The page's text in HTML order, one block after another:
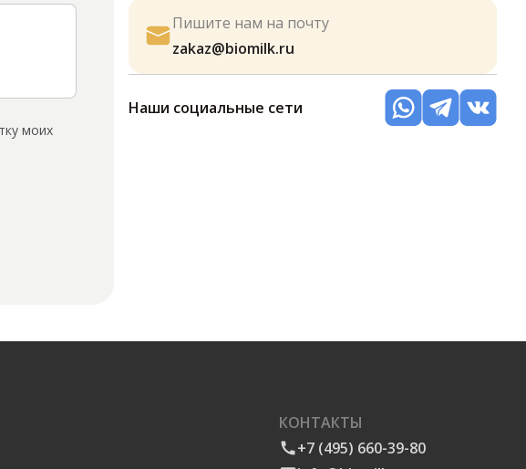
моих
Пишите нам на почту
zakaz@biomilk.ru
Наши социальные сети
КОНТАКТЫ
+7 (495) 660-39-80